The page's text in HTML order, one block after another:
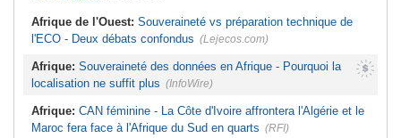
Afrique de l'Ouest: Souveraineté vs préparation technique de
l'ECO - Deux débats confondus (Lejecos.com)
Afrique: Souveraineté des données en Afrique - Pourquoi la
localisation ne suffit plus (InfoWire)
Afrique: CAN féminine - La Côte d'Ivoire affrontera l'Algérie et le
Maroc fera face à l'Afrique du Sud en quarts (RFI)